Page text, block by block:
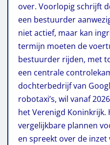
over. Voorlopig schrijft
een bestuurder
niet actief, maar kan
termijn moeten de
bestuurder rijden, met
een centrale
dochterbedrijf van
robotaxi’s, wil vanaf
het Verenigd Koninkrijk.
vergelijkbare plannen
en spreekt over de inzet